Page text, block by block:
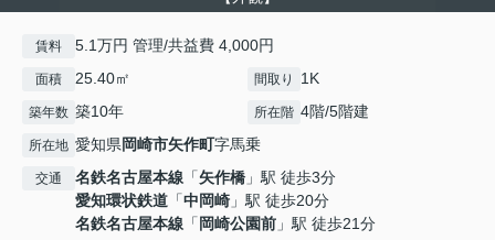
賃料 5.1万円 管理/共益費 4,000円
面積 25.40㎡ 間取り 1K
築年数 築10年 所在階 4階/5階建
所在地 愛知県岡崎市矢作町字馬乗
交通 名鉄名古屋本線 「矢作橋 」駅 徒歩3分
愛知環状鉄道 「中岡崎 」駅 徒歩20分
名鉄名古屋本線 「 岡崎公園前 」駅 徒歩21分